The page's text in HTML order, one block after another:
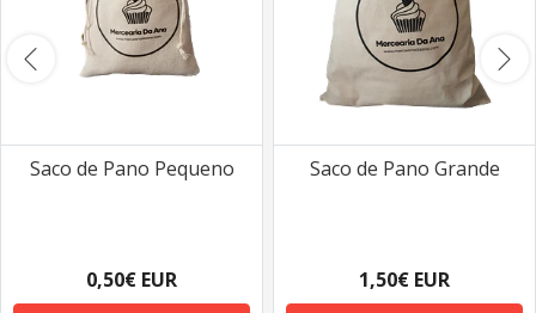
Saco de Pano Pequeno
0,50€ EUR
Saco de Pano Grande
1,50€ EUR